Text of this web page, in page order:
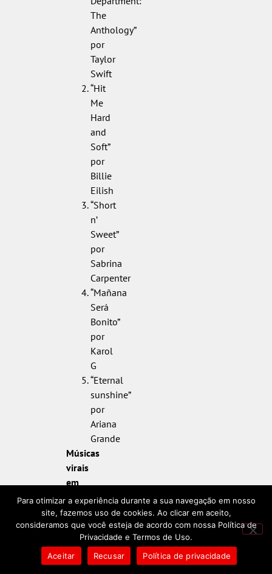
The
Anthology”
por
Taylor
Swift
“Hit
Me
Hard
and
Soft”
por
Billie
Eilish
“Short
n’
Sweet”
por
Sabrina
Carpenter
“Mañana
Será
Bonito”
por
Karol
G
“Eternal
sunshine”
por
Ariana
Grande
Músicas
virais
em
2024:
“Die
With
A
Smile”
Para otimizar a experiência durante a sua navegação em nosso
site, fazemos uso de cookies. Ao clicar em aceito,
consideramos que você esteja de acordo com nossa Política de
Privacidade e Termos de Uso.
Aceitar
Recusar Política de privacidade